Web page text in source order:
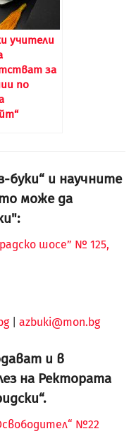
учители
за
по
буки“ и научните
може да
шосе” № 125,
| azbuki@mon.bg
и в
на Ректората
№22